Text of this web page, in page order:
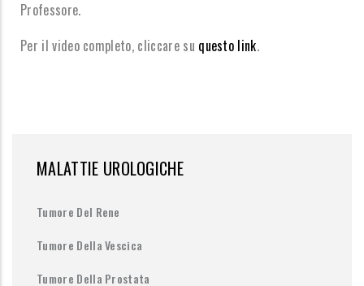
Professore.
Per il video completo, cliccare su questo link.
MALATTIE UROLOGICHE
Tumore Del Rene
Tumore Della Vescica
Tumore Della Prostata